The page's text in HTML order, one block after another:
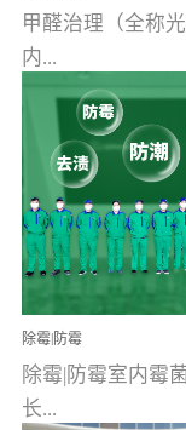
甲醛治理（全称
内...
空气污染净化治
文明的进步，创造
多彩的家居产品
调，但也带来了
首的室内...
除霉|防霉
除霉|防霉室内霉
长...